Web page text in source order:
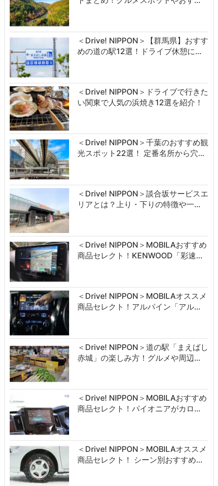
＜Drive! NIPPON＞【群馬県】おすす
めの道の駅12選！ドライブ休憩に…
＜Drive! NIPPON＞ドライブで行きた
い関東で人気の浜焼き12選を紹介！
＜Drive! NIPPON＞千葉のおすすめ観
光スポット22選！ 定番名所から穴…
＜Drive! NIPPON＞談合坂サービスエ
リアとは？上り・下りの特徴や一…
＜Drive! NIPPON＞MOBILAおすすめ
商品セレクト！KENWOOD「彩速…
＜Drive! NIPPON＞MOBILAオススメ
商品セレクト！アルパイン「アル…
＜Drive! NIPPON＞道の駅「まえばし
赤城」の楽しみ方！グルメや周辺…
＜Drive! NIPPON＞MOBILAおすすめ
商品セレクト！パイオニアがカロ…
＜Drive! NIPPON＞MOBILAオススメ
商品セレクト！ シーン別おすすめ…